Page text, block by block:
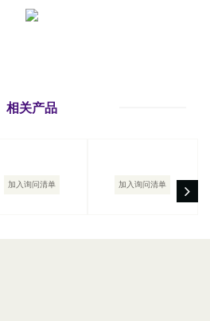
相关产品
加入询问清单 加入询问清单